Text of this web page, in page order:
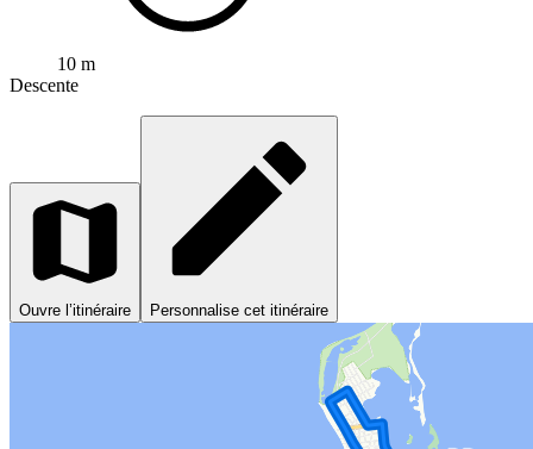
10 m
Descente
Ouvre l’itinéraire Personnalise cet itinéraire